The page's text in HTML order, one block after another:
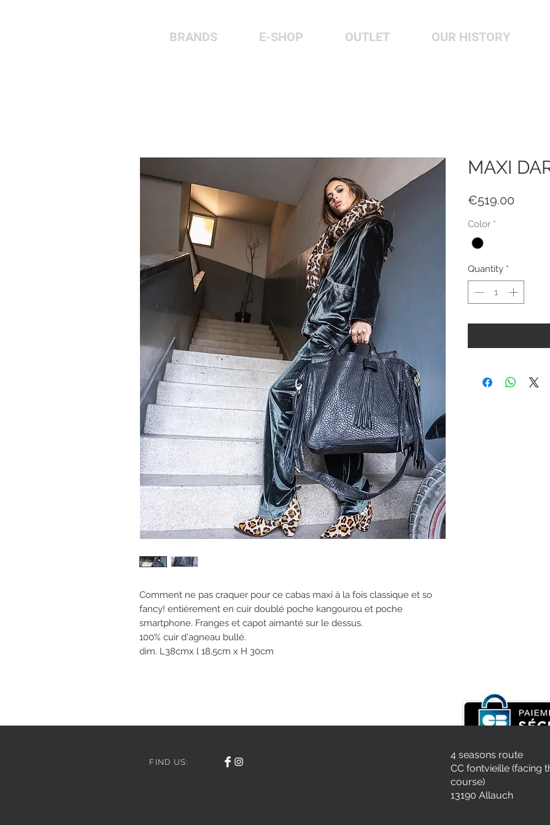
BRANDS E-SHOP OUTLET OUR HISTORY
Comment ne pas craquer pour ce cabas maxi à la fois classique et so
fancy! entièrement en cuir doublé poche kangourou et poche
smartphone. Franges et capot aimanté sur le dessus.
100% cuir d'agneau bullé.
dim. L38cmx l 18,5cm x H 30cm
MAXI
€519.00
Color *
Quantity *
FIND US:
4 seasons route
CC fontvieille (facing
course)
13190 Allauch